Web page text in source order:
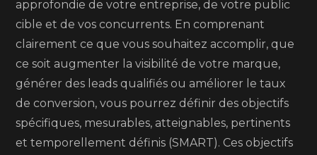
approfondie de votre entreprise, de votre public
cible et de vos concurrents. En comprenant
clairement ce que vous souhaitez accomplir, que
ce soit augmenter la visibilité de votre marque,
générer des leads qualifiés ou améliorer le taux
de conversion, vous pourrez définir des objectifs
spécifiques, mesurables, atteignables, pertinents
et temporellement définis (SMART). Ces objectifs